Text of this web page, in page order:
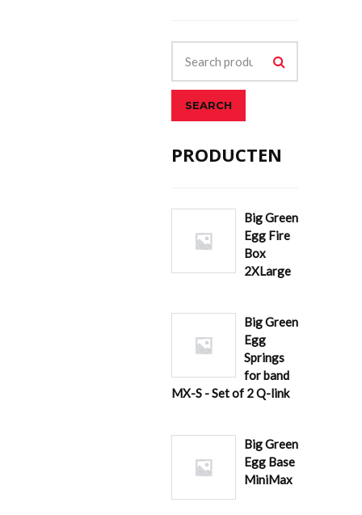
SEARCH
PRODUCTEN
Big Green
Egg Fire
Box
2XLarge
Big Green
Egg
Springs
for band
MX-S - Set of 2 Q-link
Big Green
Egg Base
MiniMax